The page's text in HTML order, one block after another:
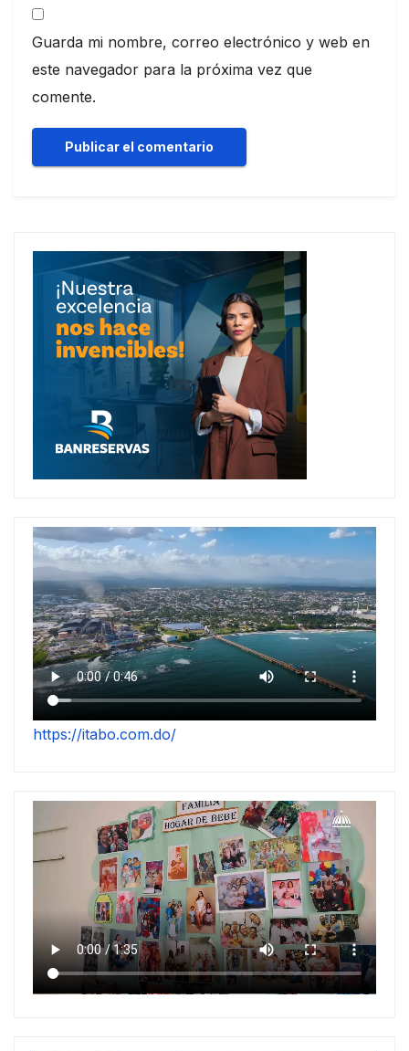
Guarda mi nombre, correo electrónico y web en
este navegador para la próxima vez que
comente.
https://itabo.com.do/